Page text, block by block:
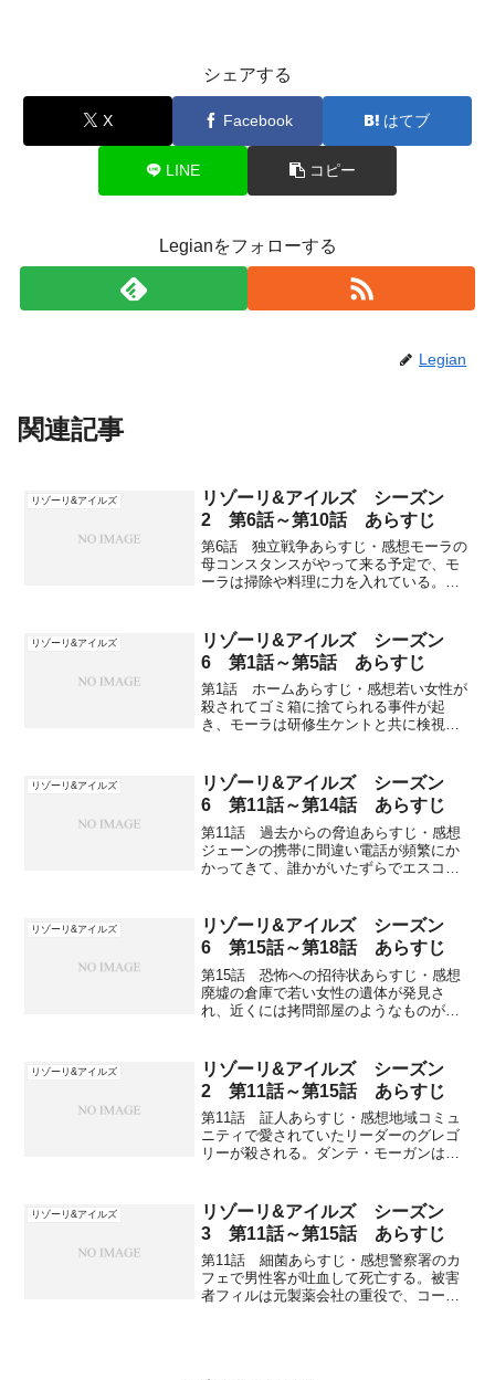
シェアする
X Facebook はてブ
LINE コピー
Legianをフォローする
Legian
関連記事
リゾーリ&アイルズ
リゾーリ&アイルズ シーズン
2 第6話～第10話 あらすじ
第6話 独立戦争あらすじ・感想モーラの
母コンスタンスがやって来る予定で、モ
ーラは掃除や料理に力を入れている。公
故で死んだと思われたが、モーラの検視
で跳弾に当たったらし...
リゾーリ&アイルズ
リゾーリ&アイルズ シーズン
6 第1話～第5話 あらすじ
第1話 ホームあらすじ・感想若い女性が
殺されてゴミ箱に捨てられる事件が起
き、モーラは研修生ケントと共に検視を
する。モナのボーイフレンドのスパイク
の家に行くと逃走し、ジェ...
リゾーリ&アイルズ
リゾーリ&アイルズ シーズン
6 第11話～第14話 あらすじ
第11話 過去からの脅迫あらすじ・感想
ジェーンの携帯に間違い電話が頻繁にか
かってきて、誰かがいたずらでエスコー
ュ。しかし、ロスでダン・ウォルシュの
死体が見つかり、ボストン...
リゾーリ&アイルズ
リゾーリ&アイルズ シーズン
6 第15話～第18話 あらすじ
第15話 恐怖への招待状あらすじ・感想
廃墟の倉庫で若い女性の遺体が発見さ
れ、近くには拷問部屋のようなものがあ
に参加しやり取りは全てネットを通して
だと証言し、メールアドレ...
リゾーリ&アイルズ
リゾーリ&アイルズ シーズン
2 第11話～第15話 あらすじ
第11話 証人あらすじ・感想地域コミュ
ニティで愛されていたリーダーのグレゴ
リーが殺される。ダンテ・モーガンはグ
ジェーンやコーサック、検事ヴァレリー
と証言の練習をした後...
リゾーリ&アイルズ
リゾーリ&アイルズ シーズン
3 第11話～第15話 あらすじ
第11話 細菌あらすじ・感想警察署のカ
フェで男性客が吐血して死亡する。被害
者フィルは元製薬会社の重役で、コーサ